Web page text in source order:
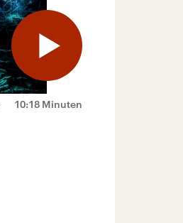
10:18 Minuten